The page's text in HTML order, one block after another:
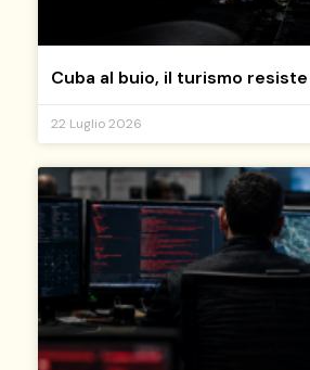
Cuba al buio, il turismo resiste
22 Luglio 2026